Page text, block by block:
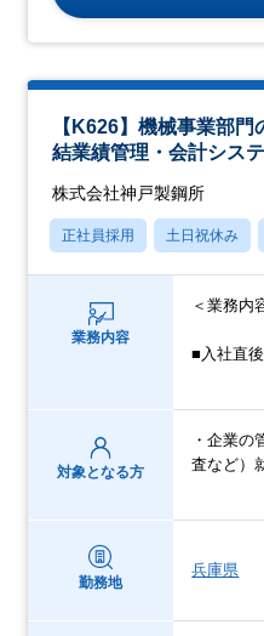
【K626】機械事業部
結業績管理・会計シス
株式会社神戸製鋼所
正社員採用 土日祝休み
業務内容
＜業務内
■入社直後
対象となる方
・企業の
査など）
勤務地
兵庫県